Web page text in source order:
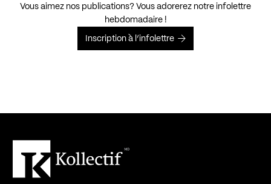
Vous aimez nos publications? Vous adorerez notre infolettre
hebdomadaire !
Inscription à l’infolettre